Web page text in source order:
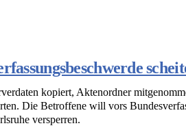
kopiert, Aktenordner
Die Betroffene will vors
versperren.